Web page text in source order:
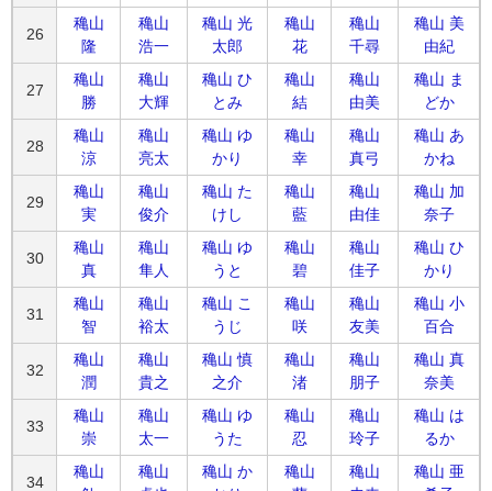
26
穐山
隆
穐山
浩一
穐山 光
太郎
穐山
花
穐山
千尋
穐山 美
由紀
27
穐山
勝
穐山
大輝
穐山 ひ
とみ
穐山
結
穐山
由美
穐山 ま
どか
28
穐山
涼
穐山
亮太
穐山 ゆ
かり
穐山
幸
穐山
真弓
穐山 あ
かね
29
穐山
実
穐山
俊介
穐山 た
けし
穐山
藍
穐山
由佳
穐山 加
奈子
30
穐山
真
穐山
隼人
穐山 ゆ
うと
穐山
碧
穐山
佳子
穐山 ひ
かり
31
穐山
智
穐山
裕太
穐山 こ
うじ
穐山
咲
穐山
友美
穐山 小
百合
32
穐山
潤
穐山
貴之
穐山 慎
之介
穐山
渚
穐山
朋子
穐山 真
奈美
33
穐山
崇
穐山
太一
穐山 ゆ
うた
穐山
忍
穐山
玲子
穐山 は
るか
34
穐山
穐山
穐山 か
穐山
穐山
穐山 亜